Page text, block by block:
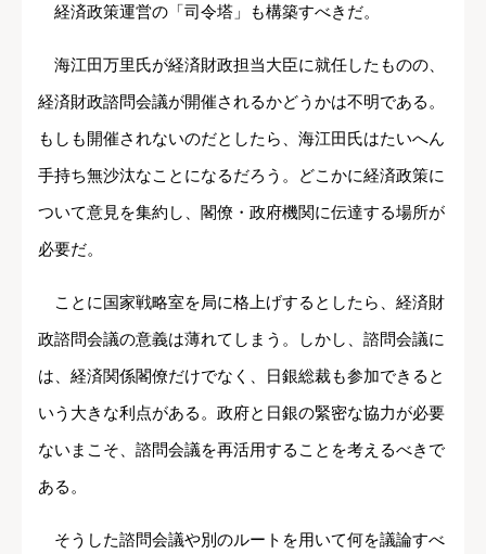
経済政策運営の「司令塔」も構築すべきだ。
海江田万里氏が経済財政担当大臣に就任したものの、
経済財政諮問会議が開催されるかどうかは不明である。
もしも開催されないのだとしたら、海江田氏はたいへん
手持ち無沙汰なことになるだろう。どこかに経済政策に
ついて意見を集約し、閣僚・政府機関に伝達する場所が
必要だ。
ことに国家戦略室を局に格上げするとしたら、経済財
政諮問会議の意義は薄れてしまう。しかし、諮問会議に
は、経済関係閣僚だけでなく、日銀総裁も参加できると
いう大きな利点がある。政府と日銀の緊密な協力が必要
ないまこそ、諮問会議を再活用することを考えるべきで
ある。
そうした諮問会議や別のルートを用いて何を議論すべ